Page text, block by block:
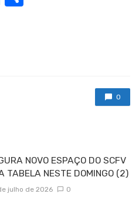
0
NOVO ESPAÇO DO SCFV
TABELA NESTE DOMINGO (2)
julho de 2026 0